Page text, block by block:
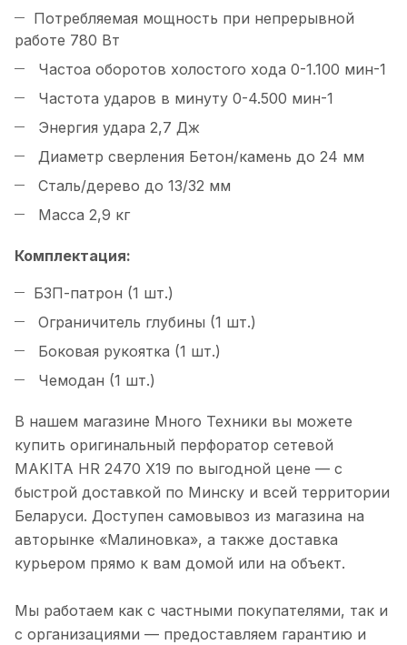
Потребляемая мощность при непрерывной
работе 780 Вт
Частоа оборотов холостого хода 0-1.100 мин-1
Частота ударов в минуту 0-4.500 мин-1
Энергия удара 2,7 Дж
Диаметр сверления Бетон/камень до 24 мм
Сталь/дерево до 13/32 мм
Масса 2,9 кг
Комплектация:
БЗП-патрон (1 шт.)
Ограничитель глубины (1 шт.)
Боковая рукоятка (1 шт.)
Чемодан (1 шт.)
В нашем магазине Много Техники вы можете
купить оригинальный перфоратор сетевой
MAKITA HR 2470 X19 по выгодной цене — с
быстрой доставкой по Минску и всей территории
Беларуси. Доступен самовывоз из магазина на
авторынке «Малиновка», а также доставка
курьером прямо к вам домой или на объект.
Мы работаем как с частными покупателями, так и
с организациями — предоставляем гарантию и